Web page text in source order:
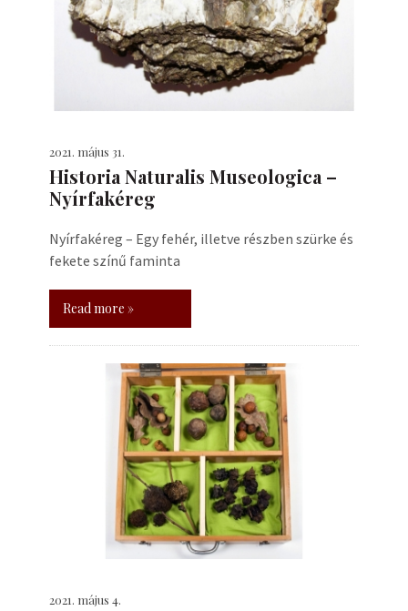
2021. május 31.
Historia Naturalis Museologica –
Nyírfakéreg
Nyírfakéreg – Egy fehér, illetve részben szürke és
fekete színű faminta
Read more »
2021. május 4.